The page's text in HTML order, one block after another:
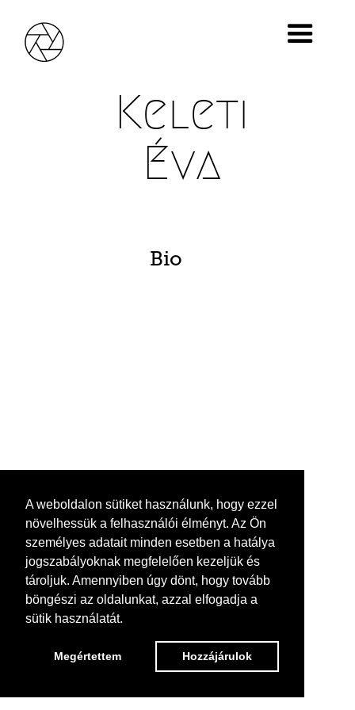
A weboldalon sütiket használunk, hogy ezzel
növelhessük a felhasználói élményt. Az Ön
személyes adatait minden esetben a hatálya
jogszabályoknak megfelelően kezeljük és
tároljuk. Amennyiben úgy dönt, hogy tovább
böngészi az oldalunkat, azzal elfogadja a
sütik használatát.
Megértettem Hozzájárulok
Keleti
Éva
Bio